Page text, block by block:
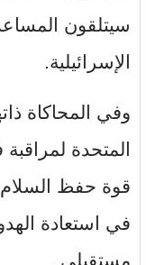
سيتلقون
الإسرائيلية.
وفي المحاكاة
قوة حفظ السلام
في استعادة
مستقبلي.